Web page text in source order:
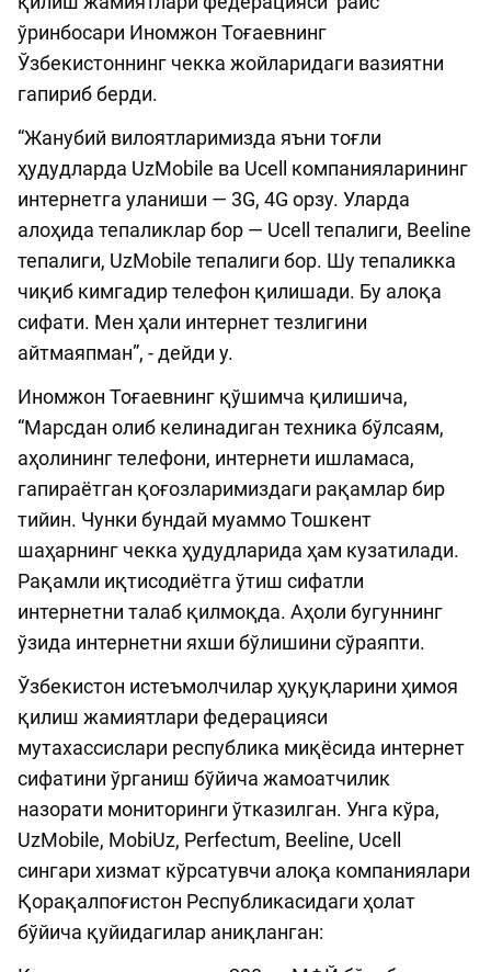
ўринбосари Иномжон Тоғаевнинг
Ўзбекистоннинг чекка жойларидаги вазиятни
гапириб берди.
“Жанубий вилоятларимизда яъни тоғли
ҳудудларда UzMobile ва Ucell компанияларининг
интернетга уланиши — 3G, 4G орзу. Уларда
алоҳида тепаликлар бор — Ucell тепалиги, Beeline
тепалиги, UzMobile тепалиги бор. Шу тепаликка
чиқиб кимгадир телефон қилишади. Бу алоқа
сифати. Мен ҳали интернет тезлигини
айтмаяпман”, - дейди у.
Иномжон Тоғаевнинг қўшимча қилишича,
“Марсдан олиб келинадиган техника бўлсаям,
аҳолининг телефони, интернети ишламаса,
гапираётган қоғозларимиздаги рақамлар бир
тийин. Чунки бундай муаммо Тошкент
шаҳарнинг чекка ҳудудларида ҳам кузатилади.
Рақамли иқтисодиётга ўтиш сифатли
интернетни талаб қилмоқда. Аҳоли бугуннинг
ўзида интернетни яхши бўлишини сўраяпти.
Ўзбекистон истеъмолчилар ҳуқуқларини ҳимоя
қилиш жамиятлари федерацияси
мутахассислари республика миқёсида интернет
сифатини ўрганиш бўйича жамоатчилик
назорати мониторинги ўтказилган. Унга кўра,
UzMobile, MobiUz, Perfectum, Beeline, Ucell
сингари хизмат кўрсатувчи алоқа компаниялари
Қорақалпоғистон Республикасидаги ҳолат
бўйича қуйидагилар аниқланган: